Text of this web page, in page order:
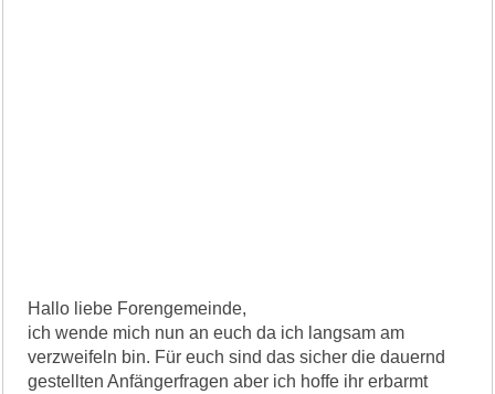
Hallo liebe Forengemeinde,
ich wende mich nun an euch da ich langsam am
verzweifeln bin. Für euch sind das sicher die dauernd
gestellten Anfängerfragen aber ich hoffe ihr erbarmt